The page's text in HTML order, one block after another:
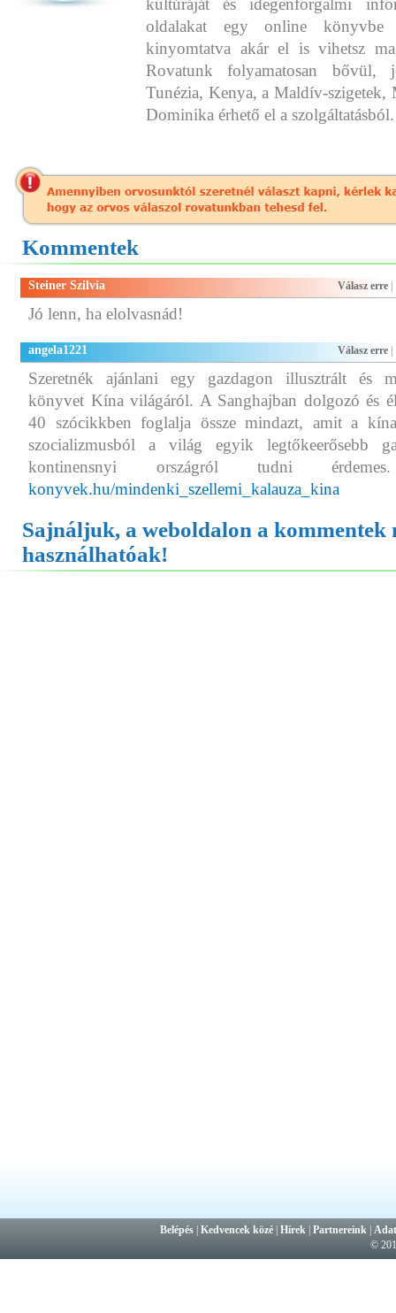
kultúráját és idegenforgalmi
oldalakat egy online könyvbe
kinyomtatva akár el is vihetsz
Rovatunk folyamatosan bővül,
Tunézia, Kenya, a Maldív-
Dominika érhető el a szolgáltatásból.
Kommentek
Steiner Szilvia Válasz erre
Jó lenn, ha elolvasnád!
angela1221 Válasz erre
Szeretnék ajánlani egy gazdagon illusztrált és
könyvet Kína világáról. A Sanghajban dolgozó és
40 szócikkben foglalja össze mindazt, amit a
szocializmusból a világ egyik legtőkeerősebb
kontinensnyi országról tudni
konyvek.hu/mindenki_szellemi_kalauza_kina
Sajnáljuk, a weboldalon a kommentek
használhatóak!
Belépés |Kedvencek közé |Hírek |Partnereink |
©